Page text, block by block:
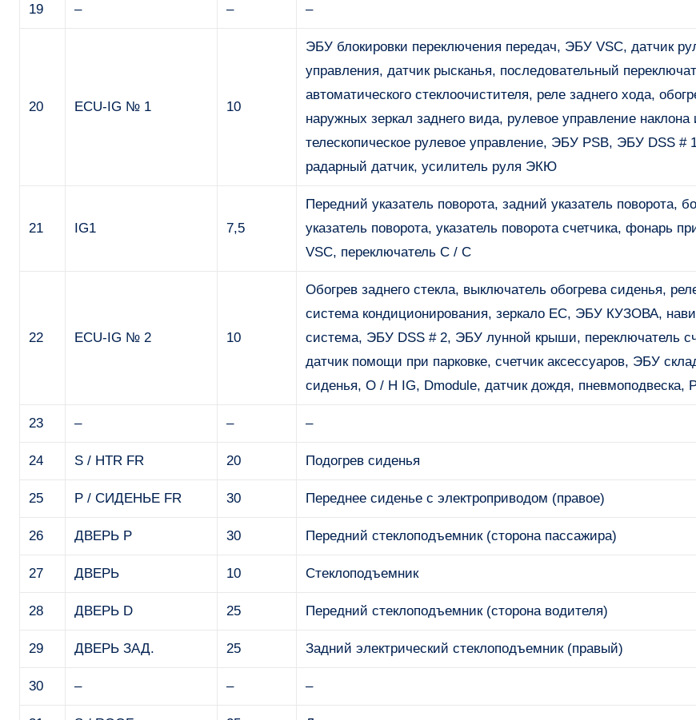
19 – – –
20 ECU-IG № 1 10
ЭБУ блокировки переключения передач, ЭБУ VSC, датчик
управления, датчик рысканья, последовательный
автоматического стеклоочистителя, реле заднего хода,
наружных зеркал заднего вида, рулевое управление наклона
телескопическое рулевое управление, ЭБУ PSB, ЭБУ DSS #
радарный датчик, усилитель руля ЭКЮ
21 IG1 7,5
Передний указатель поворота, задний указатель поворота,
указатель поворота, указатель поворота счетчика, фонарь
VSC, переключатель C / C
22 ECU-IG № 2 10
Обогрев заднего стекла, выключатель обогрева сиденья,
система кондиционирования, зеркало EC, ЭБУ КУЗОВА,
система, ЭБУ DSS # 2, ЭБУ лунной крыши, переключатель
датчик помощи при парковке, счетчик аксессуаров, ЭБУ
сиденья, O / H IG, Dmodule, датчик дождя, пневмоподвеска,
23 – – –
24 S / HTR FR 20 Подогрев сиденья
25 P / СИДЕНЬЕ FR 30 Переднее сиденье с электроприводом (правое)
26 ДВЕРЬ P 30 Передний стеклоподъемник (сторона пассажира)
27 ДВЕРЬ 10 Стеклоподъемник
28 ДВЕРЬ D 25 Передний стеклоподъемник (сторона водителя)
29 ДВЕРЬ ЗАД. 25 Задний электрический стеклоподъемник (правый)
30 – – –